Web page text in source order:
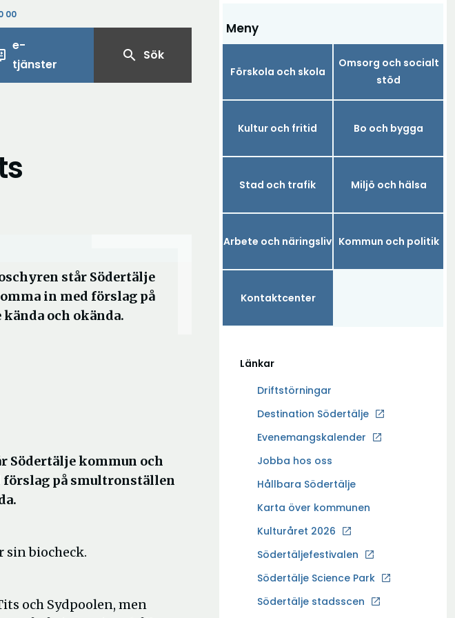
00
e-
tjänster
search Sök
Meny
Förskola och skola
Omsorg och socialt
stöd
Kultur och fritid Bo och bygga
Stad och trafik Miljö och hälsa
Arbete och näringsliv Kommun och politik
Kontaktcenter
Länkar
Driftstörningar
Destination Södertälje
Ö
p
n
a
y
t
f
ö
Evenemangskalender
Jobba hos oss
Ö
p
n
a
y
t
Hållbara Södertälje
Karta över kommunen
Kulturåret 2026
Södertäljefestivalen
Södertälje Science Park
Ö
p
Södertälje stadsscen
står Södertälje
in med förslag på
och okända.
Södertälje kommun och
förslag på smultronställen
sin biocheck.
och Sydpoolen, men